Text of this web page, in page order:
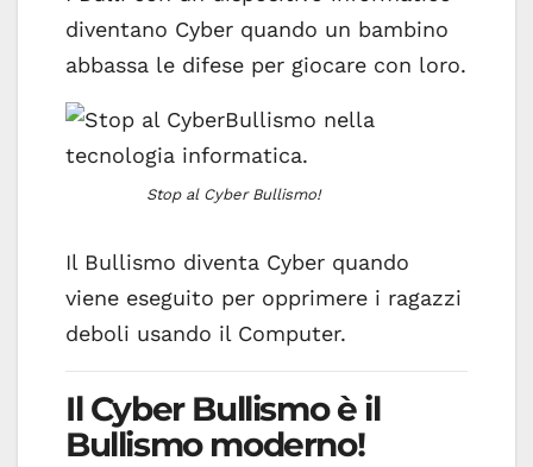
diventano Cyber quando un bambino
abbassa le difese per giocare con loro.
Stop al Cyber Bullismo!
Il Bullismo diventa Cyber quando
viene eseguito per opprimere i ragazzi
deboli usando il Computer.
Il Cyber Bullismo è il
Bullismo moderno!